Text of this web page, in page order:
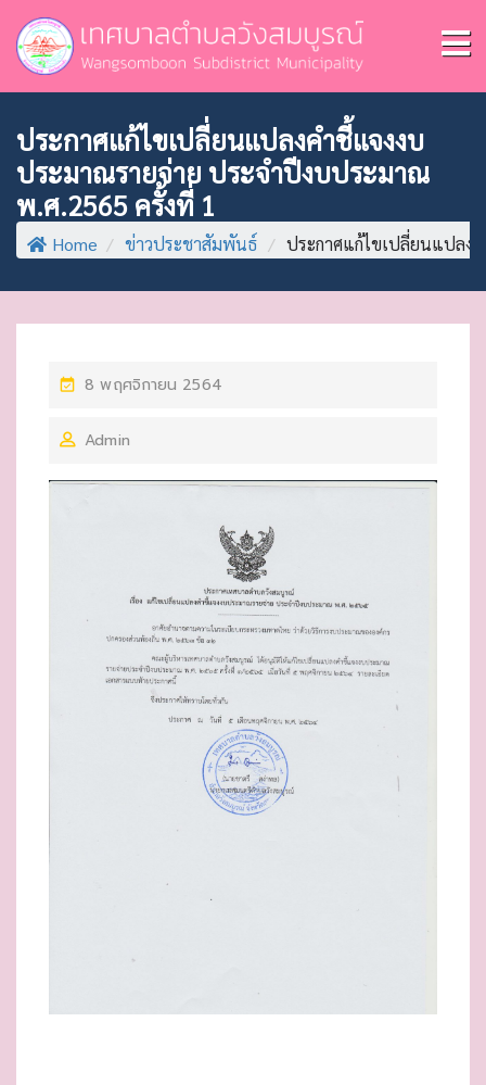
ประกาศแก้ไขเปลี่ยนแปลงคำชี้แจงงบ
ประมาณรายจ่าย ประจำปีงบประมาณ
พ.ศ.2565 ครั้งที่ 1
Home / ข่าวประชาสัมพันธ์ / ประกาศแก้ไขเปลี่ยนแปลง
P
S
8 พฤศจิกายน 2564
Admin